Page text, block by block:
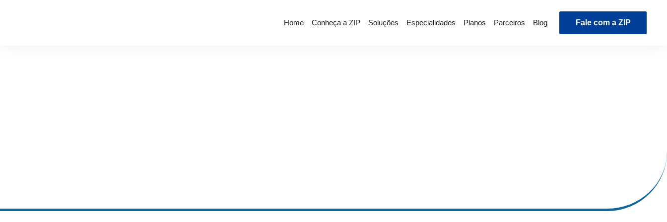
Home Conheça a ZIP Soluções Especialidades Planos Parceiros Blog Fale com a ZIP